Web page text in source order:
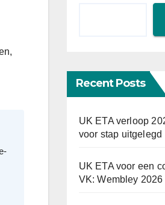
,
Recent Posts
UK ETA verloop
voor stap uitgelegd
UK ETA voor een
VK: Wembley 2026